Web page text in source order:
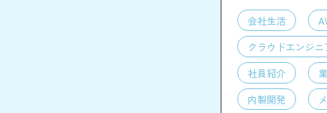
会社生活
クラウドエンジニ
社員紹介
内製開発